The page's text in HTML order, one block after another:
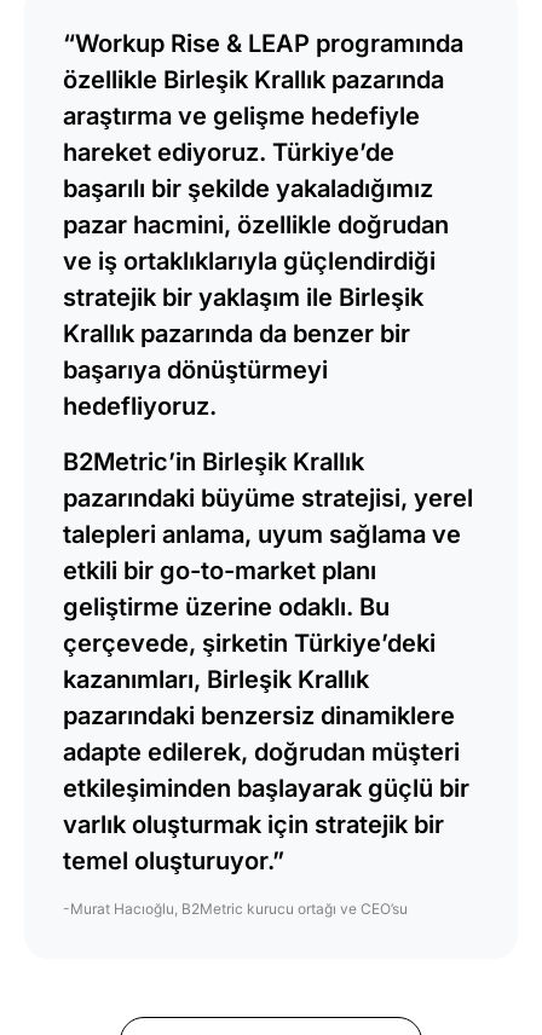
“Workup Rise & LEAP programında
özellikle Birleşik Krallık pazarında
araştırma ve gelişme hedefiyle
hareket ediyoruz. Türkiye’de
başarılı bir şekilde yakaladığımız
pazar hacmini, özellikle doğrudan
ve iş ortaklıklarıyla güçlendirdiği
stratejik bir yaklaşım ile Birleşik
Krallık pazarında da benzer bir
başarıya dönüştürmeyi
hedefliyoruz.
B2Metric’in Birleşik Krallık
pazarındaki büyüme stratejisi, yerel
talepleri anlama, uyum sağlama ve
etkili bir go-to-market planı
geliştirme üzerine odaklı. Bu
çerçevede, şirketin Türkiye’deki
kazanımları, Birleşik Krallık
pazarındaki benzersiz dinamiklere
adapte edilerek, doğrudan müşteri
etkileşiminden başlayarak güçlü bir
varlık oluşturmak için stratejik bir
temel oluşturuyor.”
-Murat Hacıoğlu, B2Metric kurucu ortağı ve CEO’su